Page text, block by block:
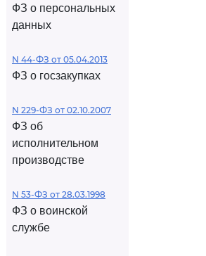
ФЗ о персональных
данных
N 44-ФЗ от 05.04.2013
ФЗ о госзакупках
N 229-ФЗ от 02.10.2007
ФЗ об
исполнительном
производстве
N 53-ФЗ от 28.03.1998
ФЗ о воинской
службе